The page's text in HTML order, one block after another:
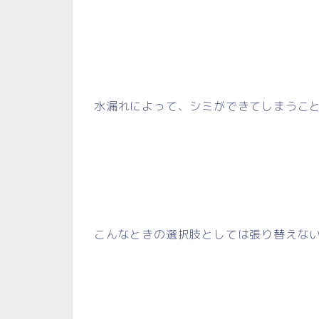
水漏れによって、シミができてしまうこ
こんなときの選択肢としては張り替えな